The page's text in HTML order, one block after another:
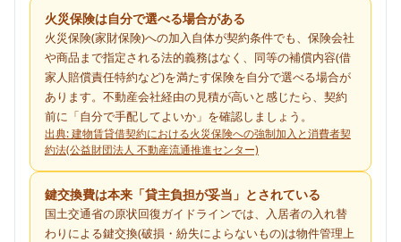
火災保険は自分で選べる場合がある
火災保険(家財保険)への加入自体が契約条件でも、保険会社
や商品まで指定される法的義務はなく、同等の補償内容(借
家人賠償責任特約など)を満たす保険を自分で選べる場合が
あります。不動産会社経由の見積が高いと感じたら、契約
前に「自分で手配してよいか」を確認しましょう。
出典:建物賃貸借契約における火災保険への強制加入と消費者契
約法(公益財団法人 不動産流通推進センター)
鍵交換費は本来「貸主負担が妥当」とされている
国土交通省の原状回復ガイドラインでは、入居者の入れ替
わりによる鍵交換(破損・紛失によらないもの)は物件管理上